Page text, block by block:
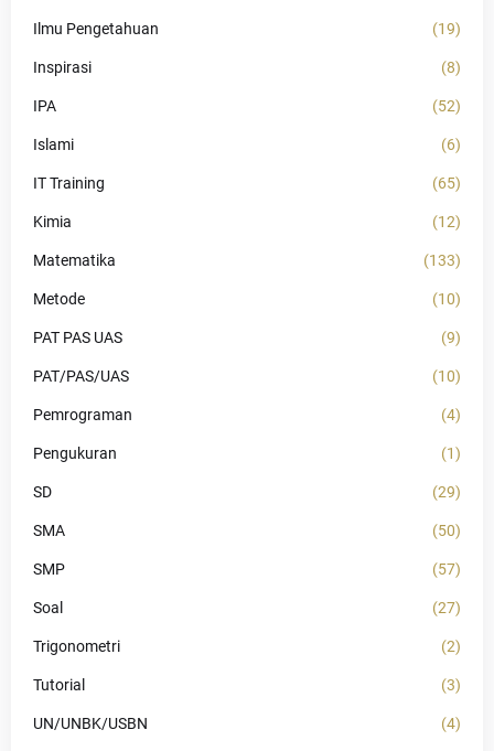
Ilmu Pengetahuan (19)
Inspirasi (8)
IPA (52)
Islami (6)
IT Training (65)
Kimia (12)
Matematika (133)
Metode (10)
PAT PAS UAS (9)
PAT/PAS/UAS (10)
Pemrograman (4)
Pengukuran (1)
SD (29)
SMA (50)
SMP (57)
Soal (27)
Trigonometri (2)
Tutorial (3)
UN/UNBK/USBN (4)